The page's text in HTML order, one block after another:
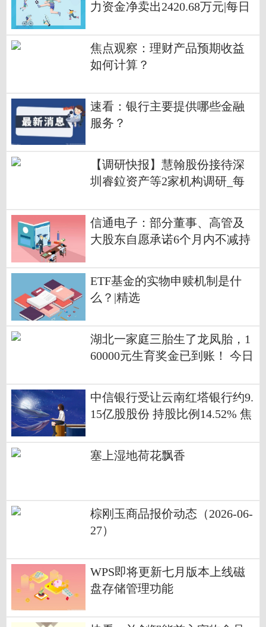
力资金净卖出2420.68万元|每日
焦点观察：理财产品预期收益
如何计算？
速看：银行主要提供哪些金融
服务？
【调研快报】慧翰股份接待深
圳睿鉝资产等2家机构调研_每
信通电子：部分董事、高管及
大股东自愿承诺6个月内不减持
ETF基金的实物申赎机制是什
么？|精选
湖北一家庭三胎生了龙凤胎，1
60000元生育奖金已到账！ 今日
中信银行受让云南红塔银行约9.
15亿股股份 持股比例14.52% 焦
塞上湿地荷花飘香
棕刚玉商品报价动态（2026-06-
27）
WPS即将更新七月版本上线磁
盘存储管理功能